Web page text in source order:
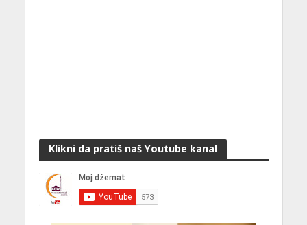
Klikni da pratiš naš Youtube kanal